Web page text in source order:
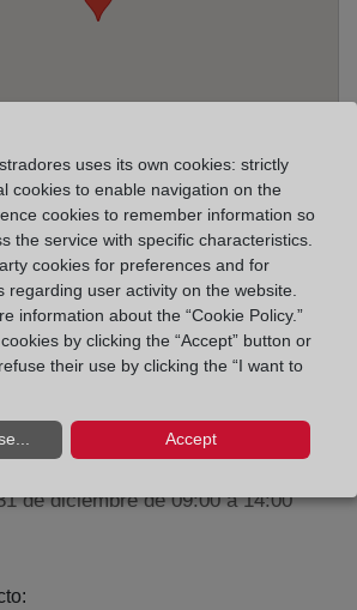
Franca, 109-Edif. Torre Marina,
de 09:00 a 17:00 horas
de diciembre de 09:00 a 14:00
uses its own cookies: strictly
cookies to enable navigation on the
cookies to remember information so
the service with specific characteristics.
cookies for preferences and for
regarding user activity on the website.
information about the “Cookie Policy.”
by clicking the “Accept” button or
their use by clicking the “I want to
Accept